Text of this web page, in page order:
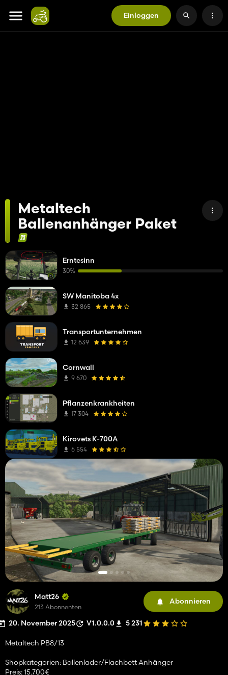
Einloggen
Metaltech
Ballenanhänger Paket
Matt26
213 Abonnenten
Abonnieren
20. November 2025 V1.0.0.0 5 231
Metaltech PB8/13
Shopkategorien: Ballenlader/Flachbett Anhänger
Preis: 15.700€
Erntesinn
30%
SW Manitoba 4x
32 865
Transportunternehmen
12 639
Cornwall
9 670
Pflanzenkrankheiten
17 304
Kirovets K-700A
6 554